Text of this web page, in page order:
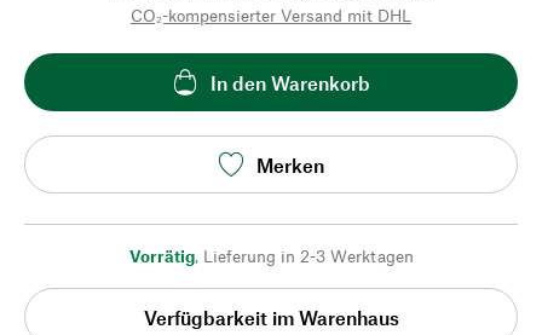
CO₂-kompensierter Versand mit DHL
In den Warenkorb
Merken
Vorrätig, Lieferung in 2-3 Werktagen
Verfügbarkeit im Warenhaus